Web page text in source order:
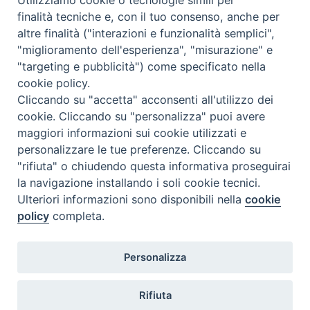
PER LA PRODUZIONE DI CARNE (FAD) – Edizione Unica
Evento aperto a dipendenti IZSLER e a non dipendenti – non
accreditato ECM
Rivolto a: ALLEVATORI, VETERINARI, VETERINARI
Iscrizioni aperte fino al20 Dicembre 2025
Via Bianchi, 9 - 25124 Brescia - Tel.03022901 - Fax 0302425251 Email:
finalità tecniche e, con il tuo consenso, anche per
altre finalità ("interazioni e funzionalità semplici",
"miglioramento dell'esperienza", "misurazione" e
"targeting e pubblicità") come specificato nella
cookie policy.
Cliccando su "accetta" acconsenti all'utilizzo dei
cookie. Cliccando su "personalizza" puoi avere
maggiori informazioni sui cookie utilizzati e
personalizzare le tue preferenze. Cliccando su
"rifiuta" o chiudendo questa informativa proseguirai
la navigazione installando i soli cookie tecnici.
Ulteriori informazioni sono disponibili nellacookie
policy completa.
Personalizza
Rifiuta